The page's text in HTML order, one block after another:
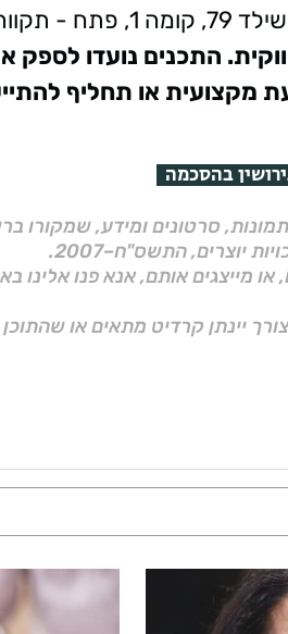
- תקווה
התכנים נועדו לספק
מקצועית או תחליף
בהסכמה
סרטונים ומידע, שמקורו
מייצגים אותם, אנא פנו אלינו
יינתן קרדיט מתאים או